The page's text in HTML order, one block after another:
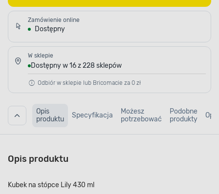
Zamówienie online
Dostępny
W sklepie
Dostępny w 16 z 228 sklepów
Odbiór w sklepie lub Bricomacie za 0 zł
Opis
produktu
Specyfikacja
Możesz
potrzebować
Podobne
produkty
Opis produktu
Kubek na stópce Lily 430 ml